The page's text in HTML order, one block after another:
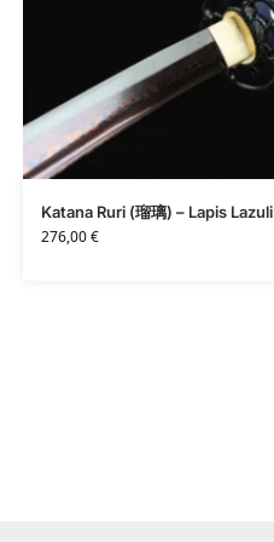
Katana Ruri (瑠璃) – Lapis Lazuli
276,00€